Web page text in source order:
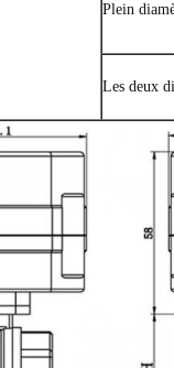
Plein
Les deux